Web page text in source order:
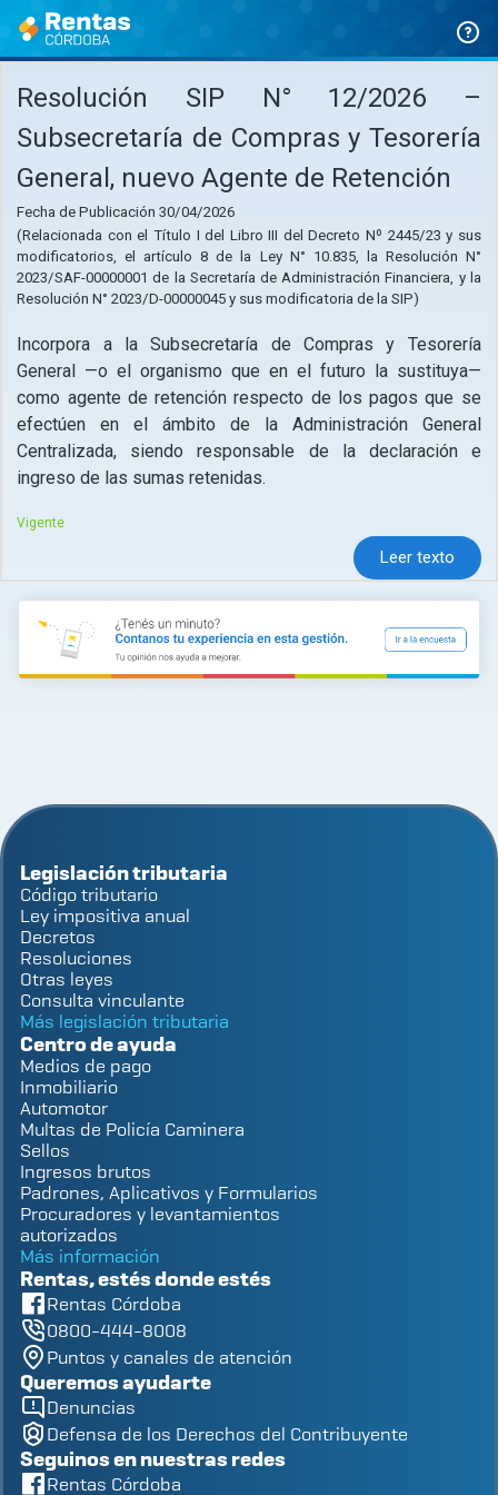
contenido
Resolución SIP N° 12/2026 –
Subsecretaría de Compras y Tesorería
General, nuevo Agente de Retención
Fecha de Publicación 30/04/2026
(Relacionada con el Título I del Libro III del Decreto Nº 2445/23 y sus
modificatorios, el artículo 8 de la Ley N° 10.835, la Resolución N°
2023/SAF-00000001 de la Secretaría de Administración Financiera, y la
Resolución N° 2023/D-00000045 y sus modificatoria de la SIP)
Incorpora a la Subsecretaría de Compras y Tesorería
General —o el organismo que en el futuro la sustituya—
como agente de retención respecto de los pagos que se
efectúen en el ámbito de la Administración General
Centralizada, siendo responsable de la declaración e
ingreso de las sumas retenidas.
Vigente
Leer texto